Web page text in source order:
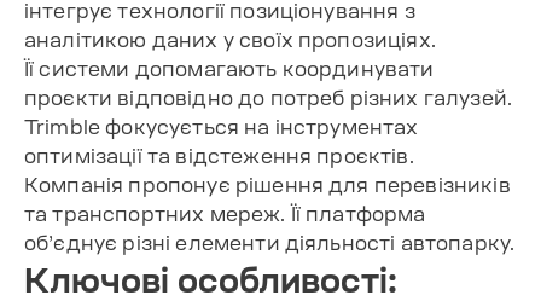
інтегрує технології позиціонування з
аналітикою даних у своїх пропозиціях.
Її системи допомагають координувати
проєкти відповідно до потреб різних галузей.
Trimble фокусується на інструментах
оптимізації та відстеження проєктів.
Компанія пропонує рішення для перевізників
та транспортних мереж. Її платформа
об’єднує різні елементи діяльності автопарку.
Ключові особливості: